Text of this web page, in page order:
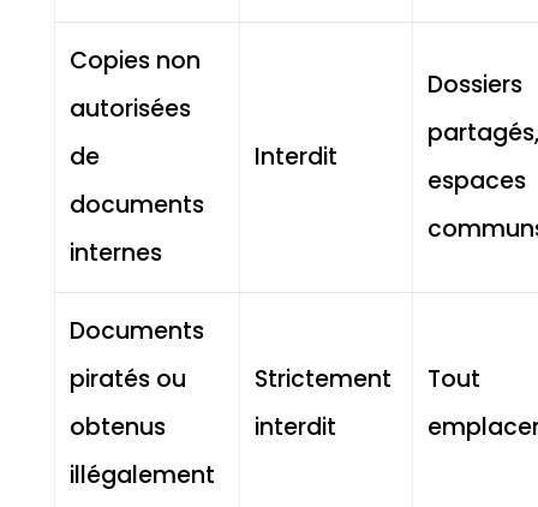
Copies non
autorisées
de
documents
internes
Interdit
Dossiers
partagés,
espaces
Documents
piratés ou
obtenus
illégalement
Strictement
interdit
Tout